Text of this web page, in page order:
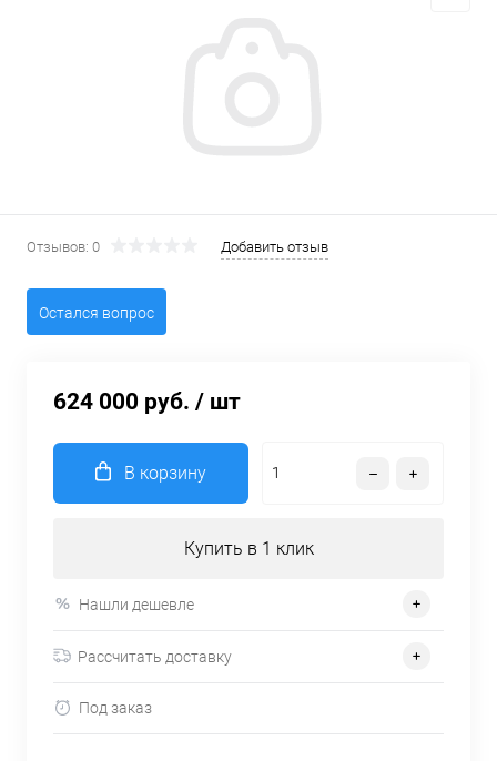
Отзывов: 0 Добавить отзыв
Остался вопрос
624 000 руб. / шт
В корзину
Купить в 1 клик
Нашли дешевле
Рассчитать доставку
Под заказ